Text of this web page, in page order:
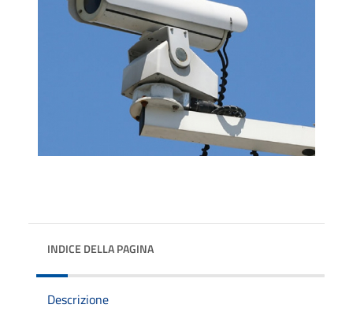
INDICE DELLA PAGINA
Descrizione